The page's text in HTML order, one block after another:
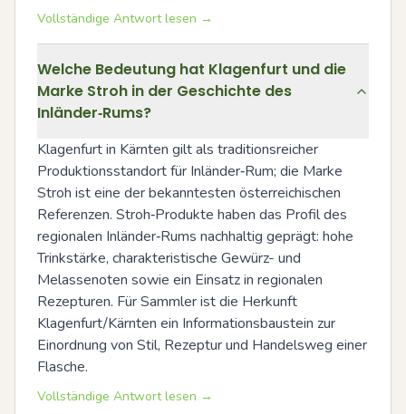
Vollständige Antwort lesen →
Welche Bedeutung hat Klagenfurt und die
Marke Stroh in der Geschichte des
Inländer‑Rums?
Klagenfurt in Kärnten gilt als traditionsreicher
Produktionsstandort für Inländer‑Rum; die Marke
Stroh ist eine der bekanntesten österreichischen
Referenzen. Stroh‑Produkte haben das Profil des
regionalen Inländer‑Rums nachhaltig geprägt: hohe
Trinkstärke, charakteristische Gewürz- und
Melassenoten sowie ein Einsatz in regionalen
Rezepturen. Für Sammler ist die Herkunft
Klagenfurt/Kärnten ein Informationsbaustein zur
Einordnung von Stil, Rezeptur und Handelsweg einer
Flasche.
Vollständige Antwort lesen →